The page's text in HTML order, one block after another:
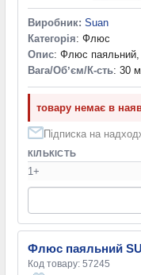
Виробник: Suan
Категорія: Флюс
Опис: Флюс
Вага/Обʼєм/К-сть: 30
товару немає в
Підписка на
КІЛЬКІСТЬ
1+
Флюс паяльний
Код товару: 57245